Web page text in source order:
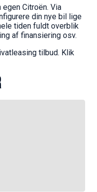
Citroën. Via
din nye bil lige
tiden fuldt overblik
af finansiering osv.
tilbud. Klik